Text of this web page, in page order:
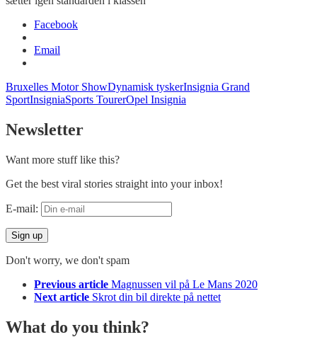
Facebook
Email
Bruxelles Motor ShowDynamisk tyskerInsignia Grand
SportInsigniaSports TourerOpel Insignia
Newsletter
Want more stuff like this?
Get the best viral stories straight into your inbox!
E-mail:
Don't worry, we don't spam
more
Previous article Magnussen vil på Le Mans 2020
Next article Skrot din bil direkte på nettet
What do you think?